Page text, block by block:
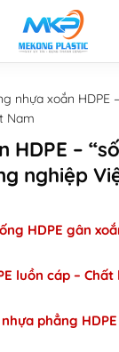
nhựa xoắn HDPE
Nam
HDPE –
nghiệp
HDPE gân
luồn cáp –
phẳng